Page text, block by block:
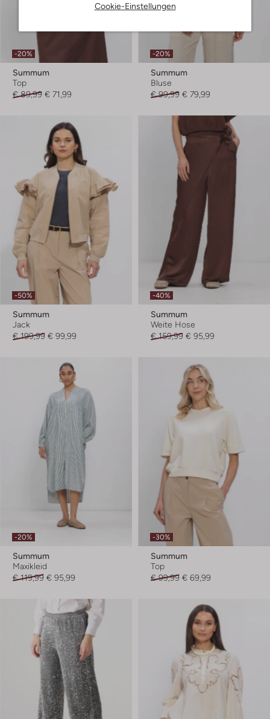
Cookie-Einstellungen
-20%
Summum
Top
€ 89,99 € 71,99
-20%
Summum
Bluse
€ 99,99 € 79,99
-50%
Summum
Jack
€ 199,99 € 99,99
-40%
Summum
Weite Hose
€ 159,99 € 95,99
-20%
Summum
Maxikleid
€ 119,99 € 95,99
-30%
Summum
Top
€ 99,99 € 69,99